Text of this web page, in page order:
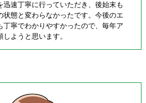
迅速丁寧に行っていただき、後始末も
状態と変わらなかったです。今後のエ
丁寧でわかりやすかったので、毎年ア
しようと思います。